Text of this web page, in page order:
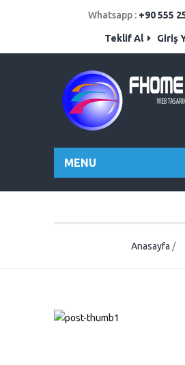
Whatsapp : +90 555
Teklif Al Giriş
MENU
Anasayfa /